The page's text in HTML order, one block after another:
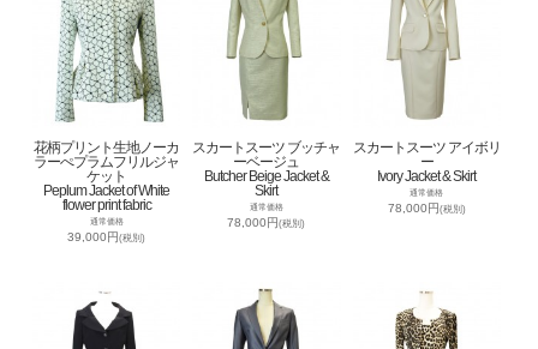
花柄プリント生地ノーカ
ラーぺプラムフリルジャ
ケット
Peplum Jacket of White
flower print fabric
通常価格
39,000円(税別)
スカートスーツ ブッチャ
ーベージュ
Butcher Beige Jacket &
Skirt
通常価格
78,000円(税別)
スカートスーツ アイボリ
ー
Ivory Jacket & Skirt
通常価格
78,000円(税別)